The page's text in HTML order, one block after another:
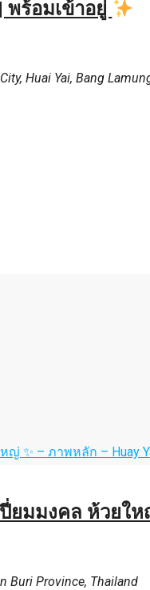
พร้อมเข้าอยู่
Huai Yai, Bang
ยมมงคล ห้วยใ
Buri Province, Thailand